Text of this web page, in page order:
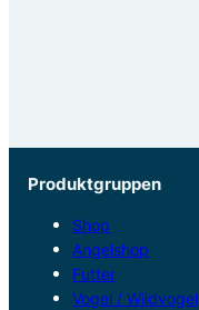
Produktgruppen
Shop
Angelshop
Futter
Vogel / Wildvogel